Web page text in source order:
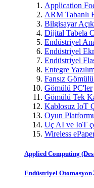
Application
ARM Tabanlı
Bilgisayar
Dijital Tabela
Endüstriyel
Endüstriyel
Endüstriyel
Entegre
Fansız
Gömülü PC'ler
Gömülü Tek
Kablosuz IoT
Oyun
Uç AI ve IoT
Wireless
Applied Computing
Endüstriyel Otomasyon